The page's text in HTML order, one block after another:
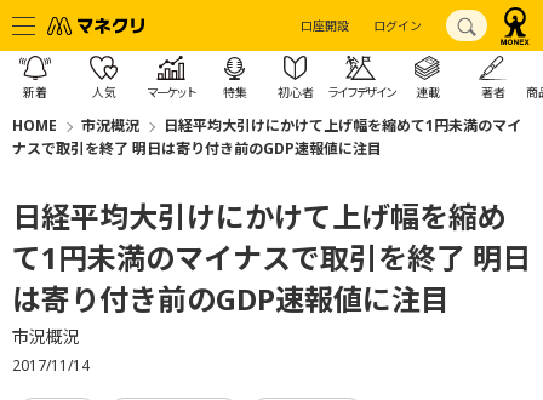
口座開設 ログイン
新着 人気 マーケット 特集 初心者 ライフデザイン 連載 著者 商
HOME 市況概況
日経平均大引けにかけて上げ幅を縮めて1円未満のマイ
ナスで取引を終了 明日は寄り付き前のGDP速報値に注目
日経平均大引けにかけて上げ幅を縮め
て1円未満のマイナスで取引を終了 明日
は寄り付き前のGDP速報値に注目
市況概況
2017/11/14